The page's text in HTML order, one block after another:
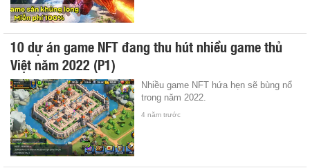
10 dự án game NFT đang thu hút nhiều game thủ
Việt năm 2022 (P1)
Nhiều game NFT hứa hẹn sẽ bùng nổ
trong năm 2022.
4 năm trước